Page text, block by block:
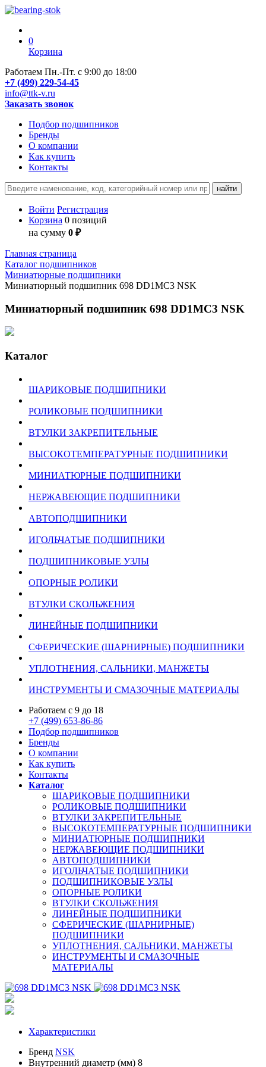
0
Корзина
Работаем Пн.-Пт. с 9:00 до 18:00
+7 (499) 229-54-45
info@ttk-v.ru
Заказать звонок
Подбор подшипников
Бренды
О компании
Как купить
Контакты
Войти Регистрация
Корзина 0 позиций
на сумму 0 ₽
Главная страница
Каталог подшипников
Миниатюрные подшипники
Миниатюрный подшипник 698 DD1MC3 NSK
Миниатюрный подшипник 698 DD1MC3 NSK
Каталог
ШАРИКОВЫЕ ПОДШИПНИКИ
РОЛИКОВЫЕ ПОДШИПНИКИ
ВТУЛКИ ЗАКРЕПИТЕЛЬНЫЕ
ВЫСОКОТЕМПЕРАТУРНЫЕ ПОДШИПНИКИ
МИНИАТЮРНЫЕ ПОДШИПНИКИ
НЕРЖАВЕЮЩИЕ ПОДШИПНИКИ
АВТОПОДШИПНИКИ
ИГОЛЬЧАТЫЕ ПОДШИПНИКИ
ПОДШИПНИКОВЫЕ УЗЛЫ
ОПОРНЫЕ РОЛИКИ
ВТУЛКИ СКОЛЬЖЕНИЯ
ЛИНЕЙНЫЕ ПОДШИПНИКИ
СФЕРИЧЕСКИЕ (ШАРНИРНЫЕ) ПОДШИПНИКИ
УПЛОТНЕНИЯ, САЛЬНИКИ, МАНЖЕТЫ
ИНСТРУМЕНТЫ И СМАЗОЧНЫЕ МАТЕРИАЛЫ
Работаем с 9 до 18
+7 (499) 653-86-86
Подбор подшипников
Бренды
О компании
Как купить
Контакты
Каталог
ШАРИКОВЫЕ ПОДШИПНИКИ
РОЛИКОВЫЕ ПОДШИПНИКИ
ВТУЛКИ ЗАКРЕПИТЕЛЬНЫЕ
ВЫСОКОТЕМПЕРАТУРНЫЕ ПОДШИПНИКИ
МИНИАТЮРНЫЕ ПОДШИПНИКИ
НЕРЖАВЕЮЩИЕ ПОДШИПНИКИ
АВТОПОДШИПНИКИ
ИГОЛЬЧАТЫЕ ПОДШИПНИКИ
ПОДШИПНИКОВЫЕ УЗЛЫ
ОПОРНЫЕ РОЛИКИ
ВТУЛКИ СКОЛЬЖЕНИЯ
ЛИНЕЙНЫЕ ПОДШИПНИКИ
СФЕРИЧЕСКИЕ (ШАРНИРНЫЕ)
ПОДШИПНИКИ
УПЛОТНЕНИЯ, САЛЬНИКИ, МАНЖЕТЫ
ИНСТРУМЕНТЫ И СМАЗОЧНЫЕ
МАТЕРИАЛЫ
Характеристики
Бренд NSK
Внутренний диаметр (мм) 8